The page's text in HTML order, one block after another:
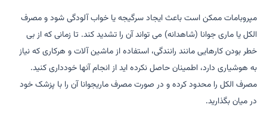
مپروبامات ممکن است باعث ایجاد سرگیجه یا خواب آلودگی شود و مصرف
الکل یا ماری جوانا (شاهدانه) می تواند آن را تشدید کند. تا زمانی که از بی
خطر بودن کارهایی مانند رانندگی، استفاده از ماشین آلات و هرکاری که نیاز
به هوشیاری دارد، اطمینان حاصل نکرده اید از انجام آنها خودداری کنید.
مصرف الکل را محدود کرده و در صورت مصرف ماریجوانا آن را با پزشک خود
در میان بگذارید.